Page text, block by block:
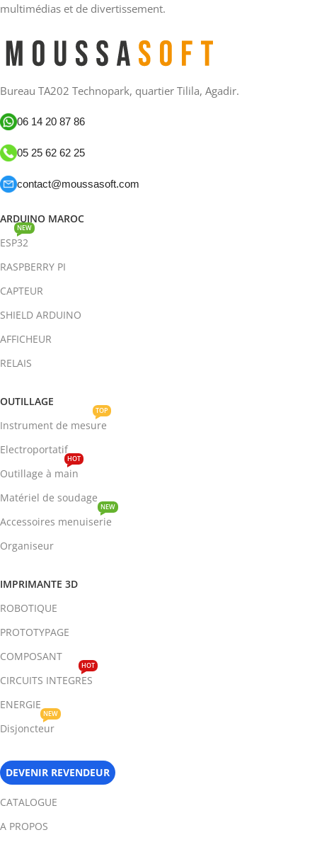
multimédias et de divertissement.
Bureau TA202 Technopark, quartier Tilila, Agadir.
06 14 20 87 86
05 25 62 62 25
contact@moussasoft.com
ARDUINO MAROC
ESP32
NEW
RASPBERRY PI
CAPTEUR
SHIELD ARDUINO
AFFICHEUR
RELAIS
OUTILLAGE
Instrument de mesure
TOP
Electroportatif
Outillage à main
HOT
Matériel de soudage
Accessoires menuiserie
NEW
Organiseur
IMPRIMANTE 3D
ROBOTIQUE
PROTOTYPAGE
COMPOSANT
CIRCUITS INTEGRES
HOT
ENERGIE
Disjoncteur
NEW
DEVENIR REVENDEUR
CATALOGUE
A PROPOS